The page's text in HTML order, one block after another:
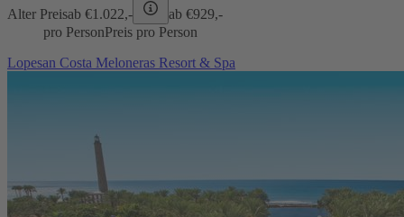
Alter Preisab €1.022,- ab €929,-
pro PersonPreis pro Person
Lopesan Costa Meloneras Resort & Spa